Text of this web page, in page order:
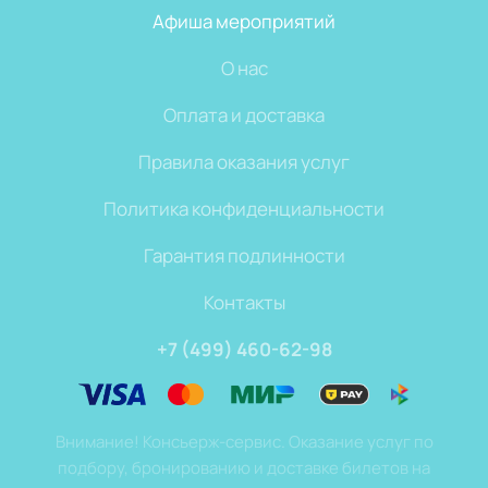
Афиша мероприятий
О нас
Оплата и доставка
Правила оказания услуг
Политика конфиденциальности
Гарантия подлинности
Контакты
+7 (499) 460-62-98
Внимание! Консьерж-сервис. Оказание услуг по
подбору, бронированию и доставке билетов на